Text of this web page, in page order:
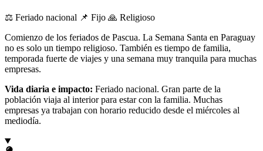
⚖️ Feriado nacional 📌 Fijo 🙏 Religioso
Comienzo de los feriados de Pascua. La Semana Santa en Paraguay
no es solo un tiempo religioso. También es tiempo de familia,
temporada fuerte de viajes y una semana muy tranquila para muchas
empresas.
Vida diaria e impacto: Feriado nacional. Gran parte de la
población viaja al interior para estar con la familia. Muchas
empresas ya trabajan con horario reducido desde el miércoles al
mediodía.